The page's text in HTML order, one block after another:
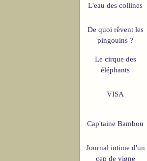
L'eau des collines
De quoi rêvent les
pingouins ?
Le cirque des
éléphants
VISA
Cap'taine Bambou
Journal intime d'un
cep de vigne